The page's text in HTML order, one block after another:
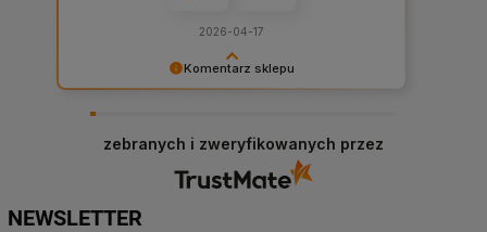
Komentarz sklepu
2026-04-17
zebranych i zweryfikowanych przez
NEWSLETTER